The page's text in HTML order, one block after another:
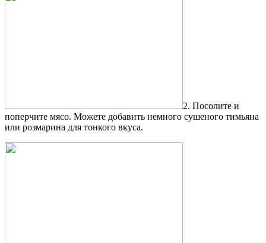
2. Посолите и
поперчите мясо. Можете добавить немного сушеного тимьяна
или розмарина для тонкого вкуса.